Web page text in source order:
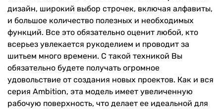
дизайн, широкий выбор строчек, включая алфавиты,
и большое количество полезных и необходимых
функций. Все это обязательно оценит любой, кто
всерьез увлекается рукоделием и проводит за
шитьем много времени. С такой техникой Вы
обязательно будете получать огромное
удовольствие от создания новых проектов. Как и вся
серия Ambition, эта модель имеет увеличенную
рабочую поверхность, что делает ее идеальной для